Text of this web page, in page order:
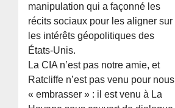
manipulation qui a façonné les
récits sociaux pour les aligner sur
les intérêts géopolitiques des
États-Unis.
La CIA n’est pas notre amie, et
Ratcliffe n’est pas venu pour nous
« embrasser » : il est venu à La